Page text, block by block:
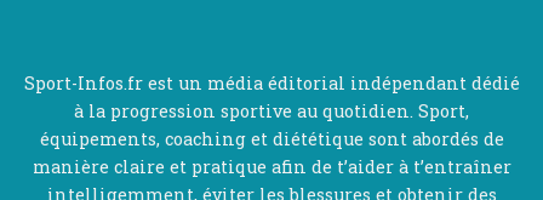
Sport-Infos.fr est un média éditorial indépendant dédié
à la progression sportive au quotidien. Sport,
équipements, coaching et diététique sont abordés de
manière claire et pratique afin de t’aider à t’entraîner
intelligemment, éviter les blessures et obtenir des